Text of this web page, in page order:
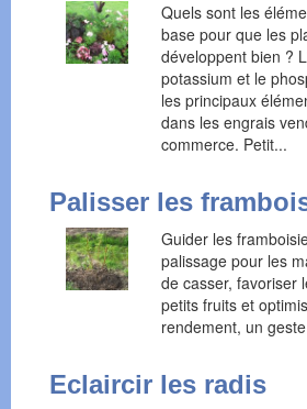
Quels sont les
base pour que les
développent bien ?
potassium et le
les principaux
dans les engrais
commerce. Petit...
Palisser les
Guider les
palissage pour les
de casser, favoriser
petits fruits et
rendement, un
Eclaircir les radis